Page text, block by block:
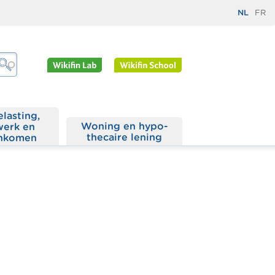
NL FR
en
Woning en hypo­
thecaire lening